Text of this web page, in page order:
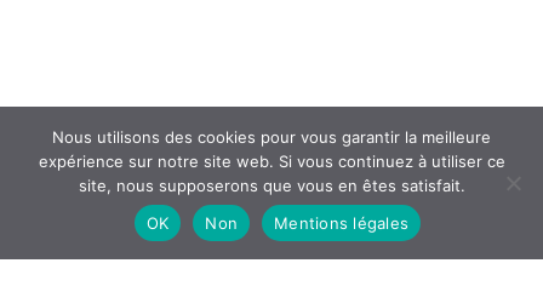
Nous utilisons des cookies pour vous garantir la meilleure
expérience sur notre site web. Si vous continuez à utiliser ce
site, nous supposerons que vous en êtes satisfait.
OK
Non Mentions légales